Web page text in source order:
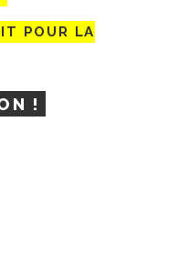
POUR LA
!